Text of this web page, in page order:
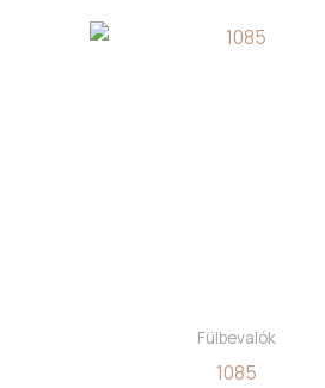
Fülbevalók
1085